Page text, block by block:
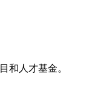
和人才基金。